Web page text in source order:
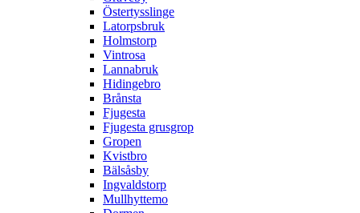
Östertysslinge
Latorpsbruk
Holmstorp
Vintrosa
Lannabruk
Hidingebro
Brånsta
Fjugesta
Fjugesta grusgrop
Gropen
Kvistbro
Bälsåsby
Ingvaldstorp
Mullhyttemo